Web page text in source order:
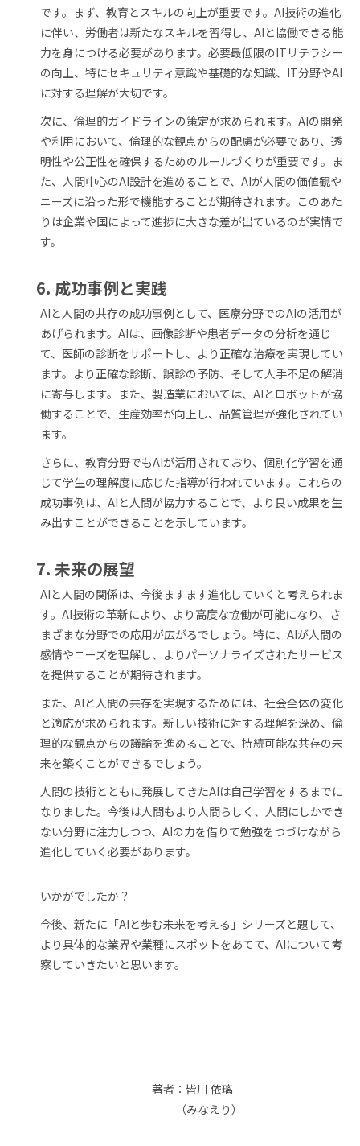
です。まず、教育とスキルの向上が重要です。AI技術の進化
に伴い、労働者は新たなスキルを習得し、AIと協働できる能
力を身につける必要があります。必要最低限のITリテラシー
の向上、特にセキュリティ意識や基礎的な知識、IT分野やAI
に対する理解が大切です。
次に、倫理的ガイドラインの策定が求められます。AIの開発
や利用において、倫理的な観点からの配慮が必要であり、透
明性や公正性を確保するためのルールづくりが重要です。ま
た、人間中心のAI設計を進めることで、AIが人間の価値観や
ニーズに沿った形で機能することが期待されます。このあた
りは企業や国によって進捗に大きな差が出ているのが実情で
す。
6. 成功事例と実践
AIと人間の共存の成功事例として、医療分野でのAIの活用が
あげられます。AIは、画像診断や患者データの分析を通じ
て、医師の診断をサポートし、より正確な治療を実現してい
ます。より正確な診断、誤診の予防、そして人手不足の解消
に寄与します。また、製造業においては、AIとロボットが協
働することで、生産効率が向上し、品質管理が強化されてい
ます。
さらに、教育分野でもAIが活用されており、個別化学習を通
じて学生の理解度に応じた指導が行われています。これらの
成功事例は、AIと人間が協力することで、より良い成果を生
み出すことができることを示しています。
7. 未来の展望
AIと人間の関係は、今後ますます進化していくと考えられま
す。AI技術の革新により、より高度な協働が可能になり、さ
まざまな分野での応用が広がるでしょう。特に、AIが人間の
感情やニーズを理解し、よりパーソナライズされたサービス
を提供することが期待されます。
また、AIと人間の共存を実現するためには、社会全体の変化
と適応が求められます。新しい技術に対する理解を深め、倫
理的な観点からの議論を進めることで、持続可能な共存の未
来を築くことができるでしょう。
人間の技術とともに発展してきたAIは自己学習をするまでに
なりました。今後は人間もより人間らしく、人間にしかでき
ない分野に注力しつつ、AIの力を借りて勉強をつづけながら
進化していく必要があります。
いかがでしたか？
今後、新たに「AIと歩む未来を考える」シリーズと題して、
より具体的な業界や業種にスポットをあてて、AIについて考
察していきたいと思います。
著者：皆川 依璃
（みなえり）